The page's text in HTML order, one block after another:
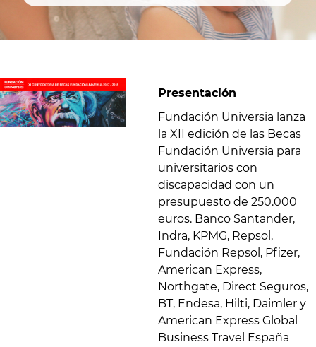
Presentación
Fundación Universia lanza
la XII edición de las Becas
Fundación Universia para
universitarios con
discapacidad con un
presupuesto de 250.000
euros. Banco Santander,
Indra, KPMG, Repsol,
Fundación Repsol, Pfizer,
American Express,
Northgate, Direct Seguros,
BT, Endesa, Hilti, Daimler y
American Express Global
Business Travel España